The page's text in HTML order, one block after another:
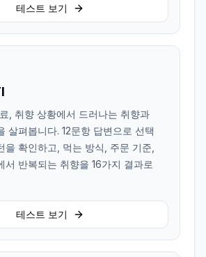
테스트 보기
, 취향 상황에서 드러나는 취향과
살펴봅니다. 12문항 답변으로 선택
을 확인하고, 먹는 방식, 주문 기준,
서 반복되는 취향을 16가지 결과로
테스트 보기